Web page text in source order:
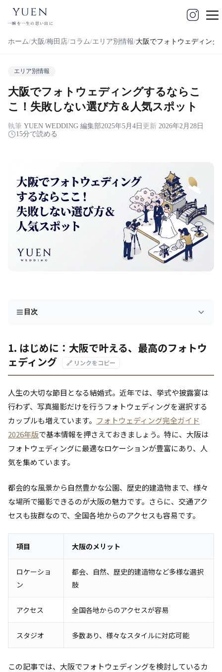
yuen
一瞬を一生の思い出に
ホーム 大阪/梅田店 コラム エリア別情報 大阪でフォトウェディン
エリア別情報
大阪でフォトウェディングするならこ
こ！失敗しない選び方＆人気スポット
執筆 YUEN WEDDING 編集部2025年5月4日 更新 2026年2月28日
15分で読める
目次
1. はじめに：大阪で叶える、最高のフォトウ
ェディング
🔗 リンクをコピー
人生の大切な節目となる結婚式。近年では、挙式や披露宴は
行わず、写真撮影だけを行うフォトウェディングを選択する
カップルも増えています。 フォトウェディング完全ガイド
2026年版で基本情報を押さえておきましょう。特に、大阪は
フォトウェディングに最適なロケーションが豊富にあり、人
気を集めています。
都会的な風景から自然豊かな公園、歴史的建造物まで、様々
な場所で撮影できるのが大阪の魅力です。さらに、交通アク
セスも抜群なので、全国各地からのアクセスも容易です。
項目 大阪のメリット
ロケーショ
ン
都会、自然、歴史的建造物など多様な選択
肢
アクセス 全国各地からのアクセスが容易
スタジオ 多数あり、様々なスタイルに対応可能
この記事では、大阪でフォトウェディングを検討しているカ